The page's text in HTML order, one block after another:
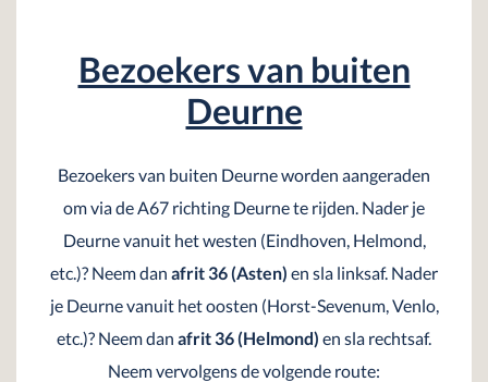
Bezoekers van buiten
Deurne
Bezoekers van buiten Deurne worden aangeraden
om via de A67 richting Deurne te rijden. Nader je
Deurne vanuit het westen (Eindhoven, Helmond,
etc.)? Neem dan afrit 36 (Asten) en sla linksaf. Nader
je Deurne vanuit het oosten (Horst-Sevenum, Venlo,
etc.)? Neem dan afrit 36 (Helmond) en sla rechtsaf.
Neem vervolgens de volgende route: